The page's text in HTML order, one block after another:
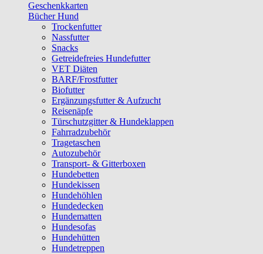
Geschenkkarten
Bücher Hund
Trockenfutter
Nassfutter
Snacks
Getreidefreies Hundefutter
VET Diäten
BARF/Frostfutter
Biofutter
Ergänzungsfutter & Aufzucht
Reisenäpfe
Türschutzgitter & Hundeklappen
Fahrradzubehör
Tragetaschen
Autozubehör
Transport- & Gitterboxen
Hundebetten
Hundekissen
Hundehöhlen
Hundedecken
Hundematten
Hundesofas
Hundehütten
Hundetreppen